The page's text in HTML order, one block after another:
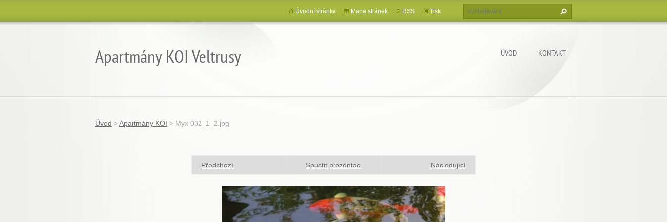
Apartmány KOI Veltrusy ÚVOD KONTAKT
Úvodní stránka Mapa stránek RSS Tisk
Úvod >Apartmány KOI > Myx 032_1_2.jpg
Předchozí Spustit prezentaci Následující